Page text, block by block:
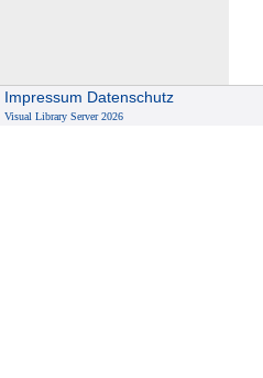
Impressum Datenschutz
Visual Library Server 2026